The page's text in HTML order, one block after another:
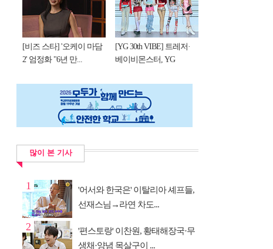
[비즈 스타] '오케이 마담
2' 엄정화 "6년 만...
[YG 30th VIBE] 트레저·
베이비몬스터, YG
많이 본 기사
1
'어서와 한국은' 이탈리아 셰프들,
선재스님→라연 차도...
2
'편스토랑' 이찬원, 황태해장국·무
생채·양념 목살구이 ...